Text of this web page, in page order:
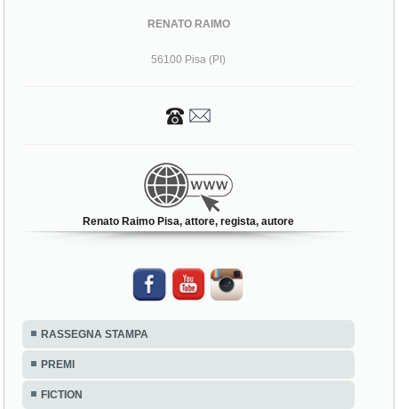
RENATO RAIMO
56100 Pisa (PI)
Renato Raimo Pisa, attore, regista, autore
RASSEGNA STAMPA
PREMI
FICTION